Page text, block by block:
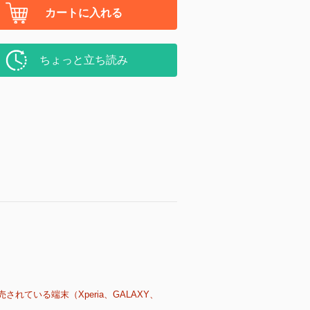
カートに入れる
ちょっと立ち読み
れている端末（Xperia、GALAXY、